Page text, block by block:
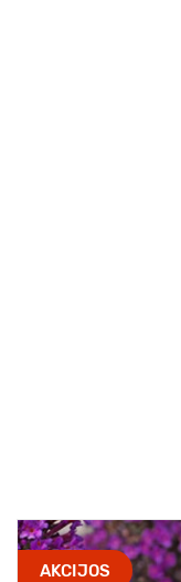
AKCIJOS